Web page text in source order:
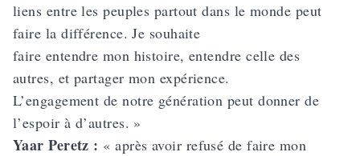
liens entre les peuples partout dans le monde peut
faire la différence. Je souhaite
faire entendre mon histoire, entendre celle des
autres, et partager mon expérience.
L’engagement de notre génération peut donner de
l’espoir à d’autres. »
Yaar Peretz : « après avoir refusé de faire mon